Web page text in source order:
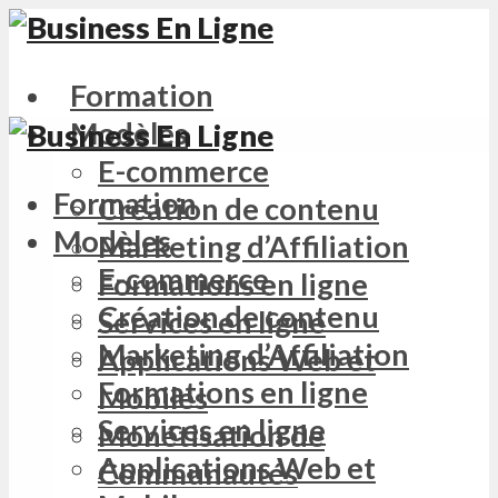
Formation
Modèles
E-commerce
Création de contenu
Marketing d’Affiliation
Formations en ligne
Services en ligne
Applications Web et
Mobiles
Monétisation de
Communautés
Formation
Modèles
E-commerce
Création de contenu
Marketing d’Affiliation
Formations en ligne
Services en ligne
Applications Web et